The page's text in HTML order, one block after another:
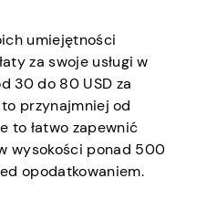
umiejętności
za swoje usługi w
30 do 80 USD za
przynajmniej od
to łatwo zapewnić
wysokości ponad 500
opodatkowaniem.